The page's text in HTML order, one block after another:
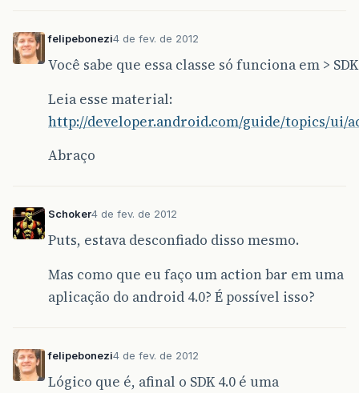
felipebonezi4 de fev. de 2012
Você sabe que essa classe só funciona em > SDK
Leia esse material:
http://developer.android.com/guide/topics/ui/
Abraço
Schoker4 de fev. de 2012
Puts, estava desconfiado disso mesmo.
Mas como que eu faço um action bar em uma
aplicação do android 4.0? É possível isso?
felipebonezi4 de fev. de 2012
Lógico que é, afinal o SDK 4.0 é uma